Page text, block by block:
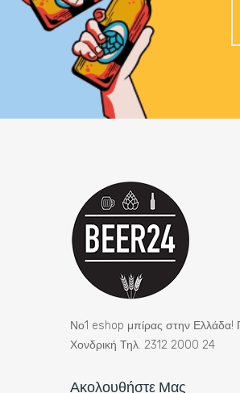
Νο1 eshop μπίρας στην Ελλάδα!
Χονδρική Τηλ. 2312 2000 24
Ακολουθήστε Μας